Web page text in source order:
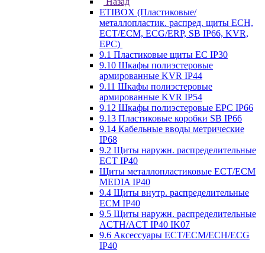
ETIBOX (Пластиковые/
металлопластик. распред. щиты ECH,
ECT/ECM, ECG/ERP, SB IP66, KVR,
EPC)
9.1 Пластиковые щиты EC IP30
9.10 Шкафы полиэстеровые
армированные KVR IP44
9.11 Шкафы полиэстеровые
армированные KVR IP54
9.12 Шкафы полиэстеровые EPC IP66
9.13 Пластиковые коробки SB IP66
9.14 Кабельные вводы метрические
IP68
9.2 Щиты наружн. распределительные
ECT IP40
Щиты металлопластиковые ECT/ECM
MEDIA IP40
9.4 Щиты внутр. распределительные
ECМ IP40
9.5 Щиты наружн. распределительные
ACTH/ACT IP40 IK07
9.6 Аксессуары ECT/ECM/ECH/ECG
IP40